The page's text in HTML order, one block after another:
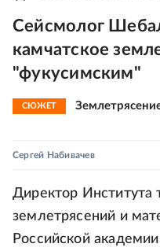
Сейсмолог
камчатское
"фукусимским"
СЮЖЕТ
Сергей Набивачев
Директор Института
землетрясений и
Российской